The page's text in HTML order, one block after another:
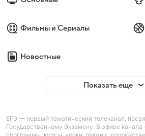
Фильмы и Сериалы
Новостные
Показать еще
ЕГЭ — первый тематический телеканал,
Государственному Экзамену. В эфире